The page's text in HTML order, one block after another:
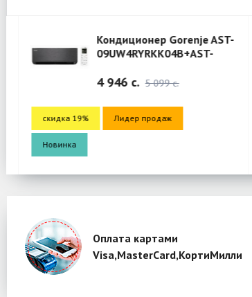
Кондиционер Gorenje AST-
09UW4RYRKK04B+AST-
09UW4RYRKK04B
(Aphrodite)-Black
4 946 c. 5 099 c.
скидка 19% Лидер продаж
Новинка
Оплата картами
Visa,MasterCard,КортиМилли